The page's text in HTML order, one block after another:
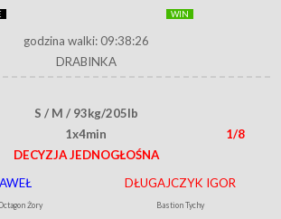
WIN
godzina walki: 09:38:26
DRABINKA
S / M / 93kg/205lb
1x4min
1/8
DECYZJA JEDNOGŁOŚNA
Żory
DŁUGAJCZYK IGOR
Bastion Tychy